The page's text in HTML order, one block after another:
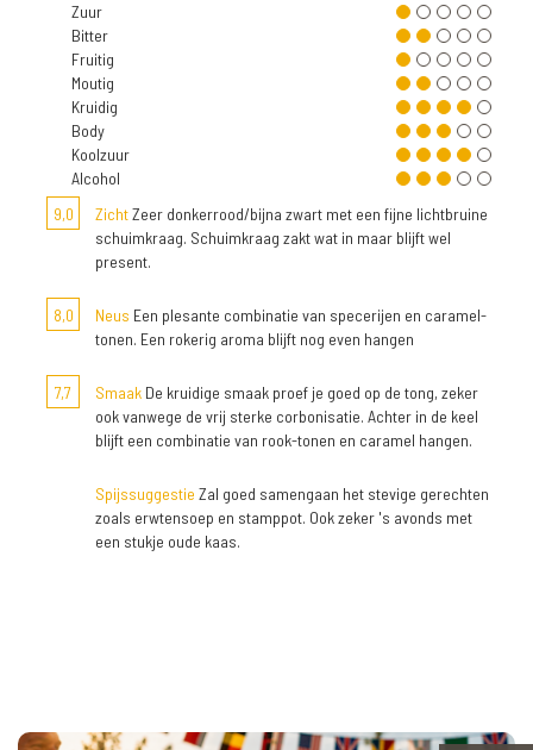
Zuur
Bitter
Fruitig
Moutig
Kruidig
Body
Koolzuur
Alcohol
9,0
ZichtZeer donkerrood/bijna zwart met een fijne lichtbruine
schuimkraag. Schuimkraag zakt wat in maar blijft wel
present.
8,0 Neus Een plesante combinatie van specerijen en caramel-
tonen. Een rokerig aroma blijft nog even hangen
7,7 Smaak De kruidige smaak proef je goed op de tong, zeker
ook vanwege de vrij sterke corbonisatie. Achter in de keel
blijft een combinatie van rook-tonen en caramel hangen.
Spijssuggestie Zal goed samengaan het stevige gerechten
zoals erwtensoep en stamppot. Ook zeker 's avonds met
een stukje oude kaas.